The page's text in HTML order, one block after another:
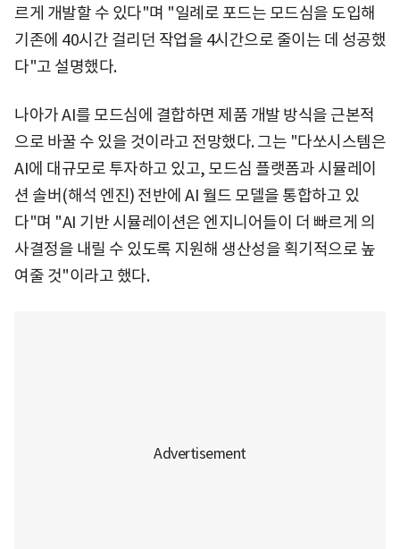
르게 개발할 수 있다"며 "일례로 포드는 모드심을 도입해
기존에 40시간 걸리던 작업을 4시간으로 줄이는 데 성공했
다"고 설명했다.
나아가 AI를 모드심에 결합하면 제품 개발 방식을 근본적
으로 바꿀 수 있을 것이라고 전망했다. 그는 "다쏘시스템은
AI에 대규모로 투자하고 있고, 모드심 플랫폼과 시뮬레이
션 솔버(해석 엔진) 전반에 AI 월드 모델을 통합하고 있
다"며 "AI 기반 시뮬레이션은 엔지니어들이 더 빠르게 의
사결정을 내릴 수 있도록 지원해 생산성을 획기적으로 높
여줄 것"이라고 했다.